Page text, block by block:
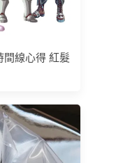
間線心得 紅髮